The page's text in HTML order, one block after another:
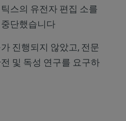
스의 유전자 편집 소를
단했습니다
진행되지 않았고, 전문
및 독성 연구를 요구하